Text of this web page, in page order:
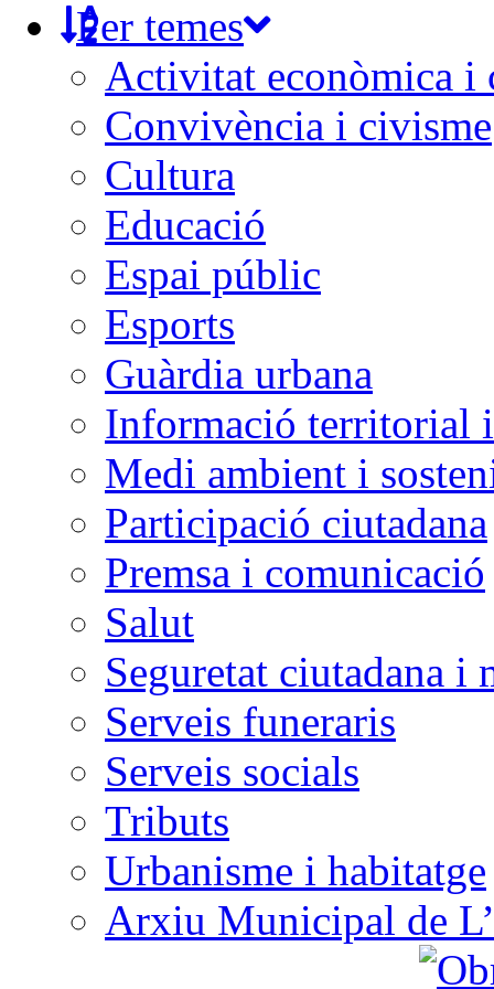
Per temes
Activitat econòmica i
Convivència i civisme
Cultura
Educació
Espai públic
Esports
Guàrdia urbana
Informació territorial
Medi ambient i
Participació ciutadana
Premsa i comunicació
Salut
Seguretat ciutadana i
Serveis funeraris
Serveis socials
Tributs
Urbanisme i habitatge
Arxiu Municipal de